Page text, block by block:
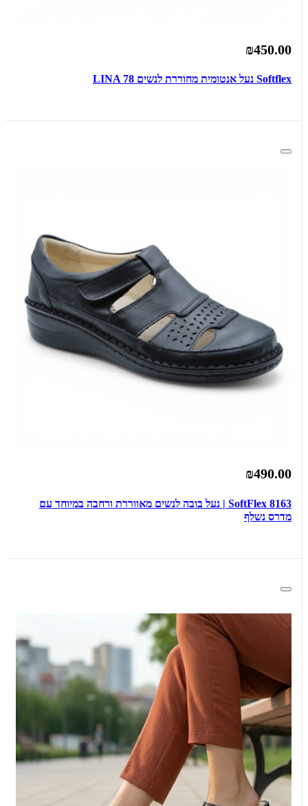
₪450.00
Softflex נעל אנטומית מחוררת לנשים LINA 78
₪490.00
SoftFlex 8163 | נעל בובה לנשים מאווררת ורחבה במיוחד עם
מדרס נשלף